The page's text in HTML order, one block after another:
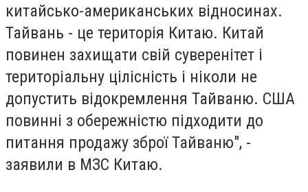
китайсько-американських відносинах.
Тайвань - це територія Китаю. Китай
повинен захищати свій суверенітет і
територіальну цілісність і ніколи не
допустить відокремлення Тайваню. США
повинні з обережністю підходити до
питання продажу зброї Тайваню", -
заявили в МЗС Китаю.